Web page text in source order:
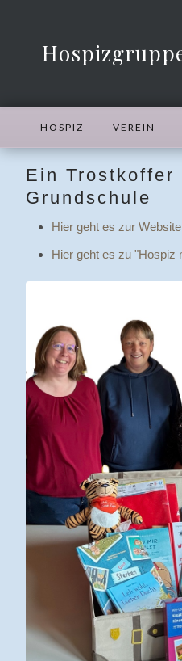
HOSPIZ VEREIN
Ein Trostkoffer
Grundschule
Hier geht es zur
Hier geht es zu "Hospiz